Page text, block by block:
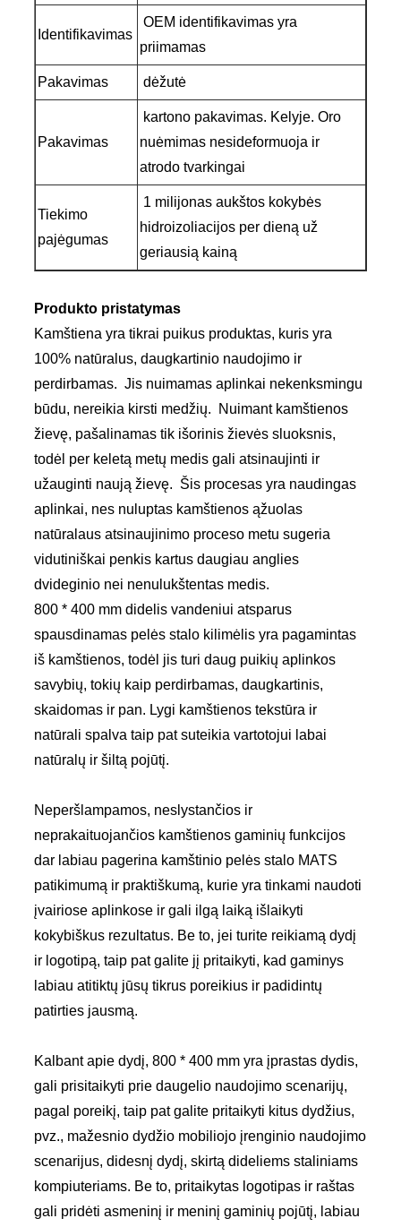
Identifikavimas
OEM identifikavimas yra
priimamas
Pakavimas dėžutė
Pakavimas
kartono pakavimas. Kelyje. Oro
nuėmimas nesideformuoja ir
atrodo tvarkingai
Tiekimo
pajėgumas
1 milijonas aukštos kokybės
hidroizoliacijos per dieną už
geriausią kainą
Produkto pristatymas
Kamštiena yra tikrai puikus produktas, kuris yra
100% natūralus, daugkartinio naudojimo ir
perdirbamas. Jis nuimamas aplinkai nekenksmingu
būdu, nereikia kirsti medžių. Nuimant kamštienos
žievę, pašalinamas tik išorinis žievės sluoksnis,
todėl per keletą metų medis gali atsinaujinti ir
užauginti naują žievę. Šis procesas yra naudingas
aplinkai, nes nuluptas kamštienos ąžuolas
natūralaus atsinaujinimo proceso metu sugeria
vidutiniškai penkis kartus daugiau anglies
dvideginio nei nenulukštentas medis.
800 * 400 mm didelis vandeniui atsparus
spausdinamas pelės stalo kilimėlis yra pagamintas
iš kamštienos, todėl jis turi daug puikių aplinkos
savybių, tokių kaip perdirbamas, daugkartinis,
skaidomas ir pan. Lygi kamštienos tekstūra ir
natūrali spalva taip pat suteikia vartotojui labai
natūralų ir šiltą pojūtį.
Neperšlampamos, neslystančios ir
neprakaituojančios kamštienos gaminių funkcijos
dar labiau pagerina kamštinio pelės stalo MATS
patikimumą ir praktiškumą, kurie yra tinkami naudoti
įvairiose aplinkose ir gali ilgą laiką išlaikyti
kokybiškus rezultatus. Be to, jei turite reikiamą dydį
ir logotipą, taip pat galite jį pritaikyti, kad gaminys
labiau atitiktų jūsų tikrus poreikius ir padidintų
patirties jausmą.
Kalbant apie dydį, 800 * 400 mm yra įprastas dydis,
gali prisitaikyti prie daugelio naudojimo scenarijų,
pagal poreikį, taip pat galite pritaikyti kitus dydžius,
pvz., mažesnio dydžio mobiliojo įrenginio naudojimo
scenarijus, didesnį dydį, skirtą dideliems staliniams
kompiuteriams. Be to, pritaikytas logotipas ir raštas
gali pridėti asmeninį ir meninį gaminių pojūtį, labiau